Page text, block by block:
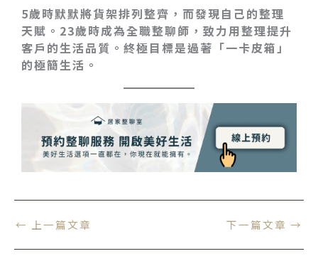
5歲時默默將貨架排列整齊，而發現自己的整理
天賦。23歲時成為全職整聊師，致力用整理提升
客戶的生活品質。終極目標是過著「一卡皮箱」
的極簡生活。
← 上一篇文章 下一篇文章 →